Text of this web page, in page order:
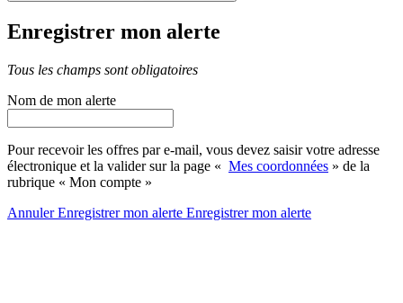
Enregistrer mon alerte
Tous les champs sont obligatoires
Nom de mon alerte
Pour recevoir les offres par e-mail, vous devez saisir votre adresse
électronique et la valider sur la page « Mes coordonnées » de la
rubrique « Mon compte »
AnnulerEnregistrer mon alerte Enregistrermon alerte